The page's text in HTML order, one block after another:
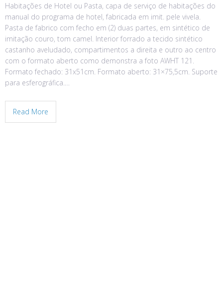
Habitações de Hotel ou Pasta, capa de serviço de habitações do
manual do programa de hotel, fabricada em imit. pele vivela.
Pasta de fabrico com fecho em (2) duas partes, em sintético de
imitação couro, tom camel. Interior forrado a tecido sintético
castanho aveludado, compartimentos a direita e outro ao centro
com o formato aberto como demonstra a foto AWHT 121.
Formato fechado: 31x51cm. Formato aberto: 31×75,5cm. Suporte
para esferográfica.…
Read More